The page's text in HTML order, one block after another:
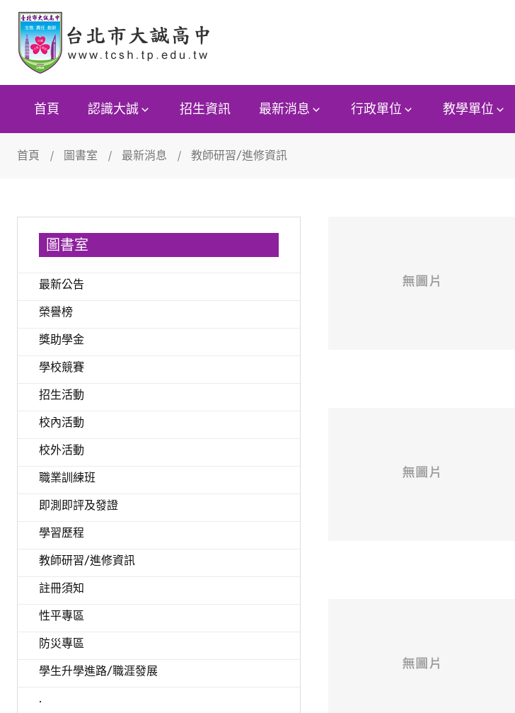
首頁 認識大誠 招生資訊 最新消息 行政單位 教學單位
首頁 圖書室 最新消息 教師研習/進修資訊
圖書室
最新公告
榮譽榜
獎助學金
學校競賽
招生活動
校內活動
校外活動
職業訓練班
即測即評及發證
學習歷程
教師研習/進修資訊
註冊須知
性平專區
防災專區
學生升學進路/職涯發展
.